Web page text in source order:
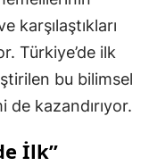
karşılaştıkları
Türkiye’de ilk
bu bilimsel
de kazandırıyor.
İlk”